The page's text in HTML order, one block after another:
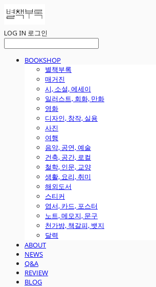
LOG IN 로그인
BOOKSHOP
별책부록
매거진
시, 소설, 에세이
일러스트, 회화, 만화
영화
디자인, 창작, 실용
사진
여행
음악, 공연, 예술
건축, 공간, 로컬
철학, 인문, 교양
생활, 요리, 취미
해외도서
스티커
엽서, 카드, 포스터
노트, 메모지, 문구
천가방, 책갈피, 뱃지
달력
ABOUT
NEWS
Q&A
REVIEW
BLOG